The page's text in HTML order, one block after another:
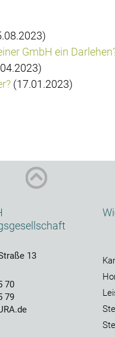
GmbH ein
(17.01.2023)
13
70
79